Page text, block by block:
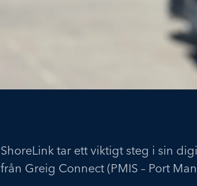
ShoreLink tar ett viktigt steg i sin
från Greig Connect (PMIS – Port